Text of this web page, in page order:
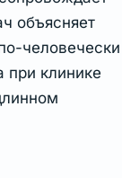
объясняет
человечески
при клинике